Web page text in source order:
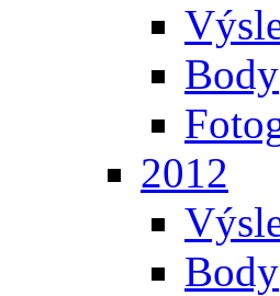
Body
2012
Body